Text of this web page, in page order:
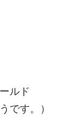
ルド
です。）